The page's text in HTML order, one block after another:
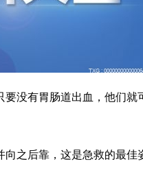
没有胃肠道出血，他们就
之后靠，这是急救的最佳